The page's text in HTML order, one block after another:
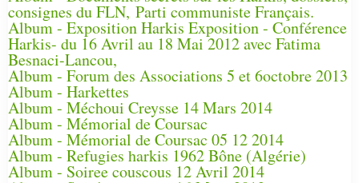
consignes du FLN, Parti communiste Français.
Album - Exposition Harkis Exposition - Conférence
Harkis- du 16 Avril au 18 Mai 2012 avec Fatima
Besnaci-Lancou,
Album - Forum des Associations 5 et 6octobre 2013
Album - Harkettes
Album - Méchoui Creysse 14 Mars 2014
Album - Mémorial de Coursac
Album - Mémorial de Coursac 05 12 2014
Album - Refugies harkis 1962 Bône (Algérie)
Album - Soiree couscous 12 Avril 2014